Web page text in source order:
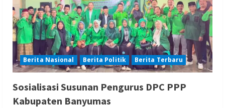
Berita Nasional Berita Politik Berita Terbaru
Sosialisasi Susunan Pengurus DPC PPP
Kabupaten Banyumas